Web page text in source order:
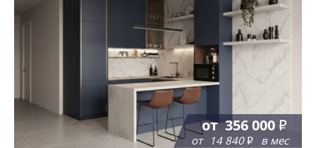
от 356 000
от 14 840 в мес